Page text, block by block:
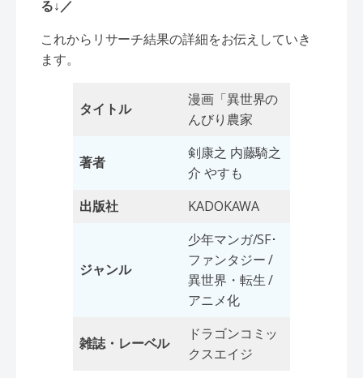
る↓／
これからリサーチ結果の詳細をお伝えしていき
ます。
タイトル
漫画「異世界の
んびり農家
著者
剣康之 内藤騎之
介 やすも
出版社
KADOKAWA
ジャンル
少年マンガ/SF･
ファンタジー /
異世界・転生 /
アニメ化
雑誌・レーベル
ドラゴンコミッ
クスエイジ